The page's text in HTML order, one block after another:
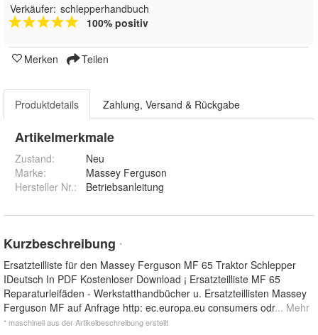
Verkäufer: schlepperhandbuch
100% positiv
Merken Teilen
Produktdetails Zahlung, Versand & Rückgabe
Artikelmerkmale
Zustand:
Neu
Marke:
Massey Ferguson
Hersteller Nr.:
Betriebsanleitung
Kurzbeschreibung *
Ersatzteilliste für den Massey Ferguson MF 65 Traktor Schlepper
IDeutsch In PDF Kostenloser Download ¡ Ersatzteilliste MF 65
Reparaturleifäden - Werkstatthandbücher u. Ersatzteillisten Massey
Ferguson MF auf Anfrage http: ec.europa.eu consumers odr... Mehr
* maschinell aus der Artikelbeschreibung erstellt